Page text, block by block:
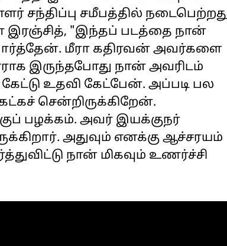
சந்திப்பு சமீபத்தில்
இரஞ்சித், "இந்தப் படத்தை நான்
மீரா கதிரவன் அவர்களை
இருந்தபோது நான் அவரிடம்
உதவி கேட்பேன். அப்படி பல
சென்றிருக்கிறேன்.
பழக்கம். அவர் இயக்குநர்
அதுவும் எனக்கு ஆச்சரயம்
நான் மிகவும் உணர்ச்சி